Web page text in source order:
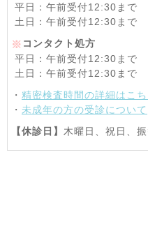
平日：午前受付12:30まで
土日：午前受付12:30まで
※ コンタクト処方
平日：午前受付12:30まで
土日：午前受付12:30まで
・ 精密検査時間の詳細はこち
・ 未成年の方の受診について
【休診日】 木曜日、祝日、